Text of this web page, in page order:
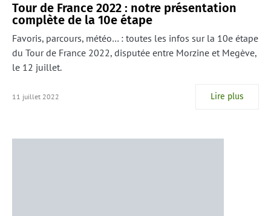
Tour de France 2022 : notre présentation
complète de la 10e étape
Favoris, parcours, météo… : toutes les infos sur la 10e étape
du Tour de France 2022, disputée entre Morzine et Megève,
le 12 juillet.
11 juillet 2022 Lire plus